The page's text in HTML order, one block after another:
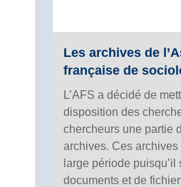
Les archives de
française de
L’AFS a décidé de
disposition des
chercheurs une partie
archives. Ces archives
large période puisqu’il
documents et de